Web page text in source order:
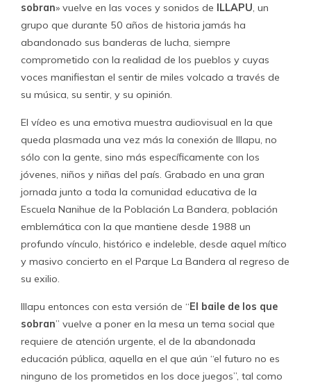
sobran» vuelve en las voces y sonidos de ILLAPU, un
grupo que durante 50 años de historia jamás ha
abandonado sus banderas de lucha, siempre
comprometido con la realidad de los pueblos y cuyas
voces manifiestan el sentir de miles volcado a través de
su música, su sentir, y su opinión.
El vídeo es una emotiva muestra audiovisual en la que
queda plasmada una vez más la conexión de Illapu, no
sólo con la gente, sino más específicamente con los
jóvenes, niños y niñas del país. Grabado en una gran
jornada junto a toda la comunidad educativa de la
Escuela Nanihue de la Población La Bandera, población
emblemática con la que mantiene desde 1988 un
profundo vínculo, histórico e indeleble, desde aquel mítico
y masivo concierto en el Parque La Bandera al regreso de
su exilio.
Illapu entonces con esta versión de “El baile de los que
sobran” vuelve a poner en la mesa un tema social que
requiere de atención urgente, el de la abandonada
educación pública, aquella en el que aún “el futuro no es
ninguno de los prometidos en los doce juegos”, tal como